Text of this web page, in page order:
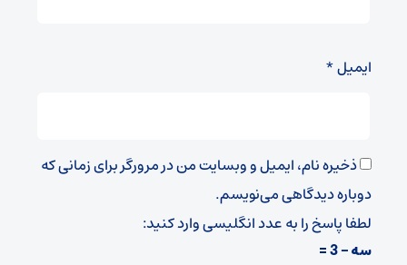
ایمیل*
ذخیره نام، ایمیل و وبسایت من در مرورگر برای زمانی که
دوباره دیدگاهی می‌نویسم.
لطفا پاسخ را به عدد انگلیسی وارد کنید:
سه − 3 =